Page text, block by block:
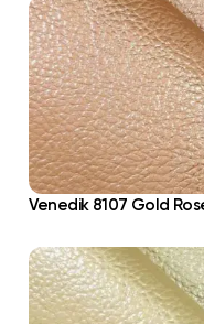
Venedik 8107 Gold